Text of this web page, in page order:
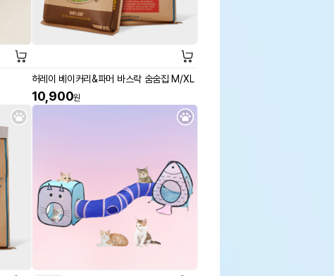
허레이 베이커리&파머 바스락 숨숨집 M/XL
10,900원